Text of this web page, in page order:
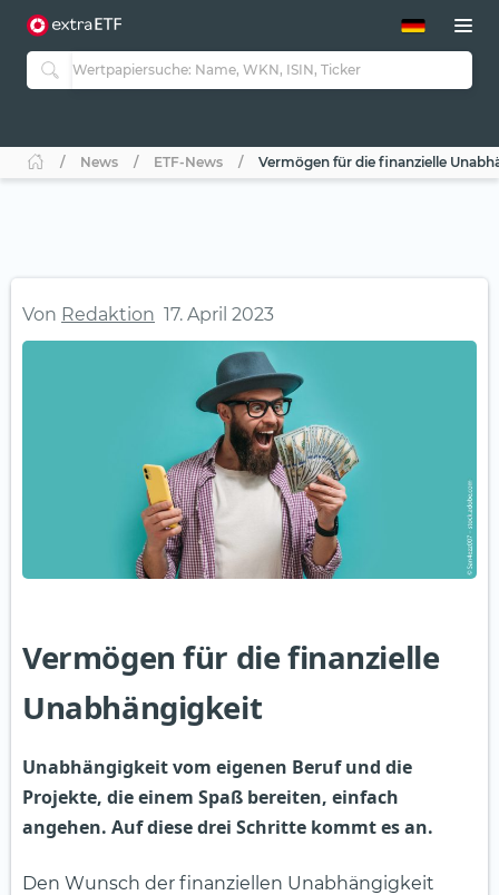
ETF-Guide 2.0
Guide Aktive ETFs
ETF-Sparpläne
News ETF-News Vermögen für die finanzielle
Von Redaktion 17. April 2023
Vermögen für die finanzielle
Unabhängigkeit
Unabhängigkeit vom eigenen Beruf und die
Projekte, die einem Spaß bereiten, einfach
angehen. Auf diese drei Schritte kommt es an.
Den Wunsch der finanziellen Unabhängigkeit